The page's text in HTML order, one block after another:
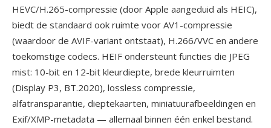
HEVC/H.265-compressie (door Apple aangeduid als HEIC),
biedt de standaard ook ruimte voor AV1-compressie
(waardoor de AVIF-variant ontstaat), H.266/VVC en andere
toekomstige codecs. HEIF ondersteunt functies die JPEG
mist: 10-bit en 12-bit kleurdiepte, brede kleurruimten
(Display P3, BT.2020), lossless compressie,
alfatransparantie, dieptekaarten, miniatuurafbeeldingen en
Exif/XMP-metadata — allemaal binnen één enkel bestand.